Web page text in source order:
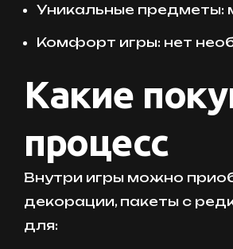
Уникальные предметы:
Комфорт игры: нет
Какие
процесс
Внутри игры можно
декорации, пакеты с
для: